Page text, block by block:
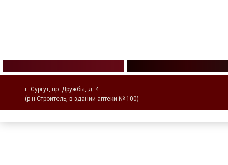
г. Сургут, пр. Дружбы, д. 4
(р-н Строитель, в здании аптеки № 100)